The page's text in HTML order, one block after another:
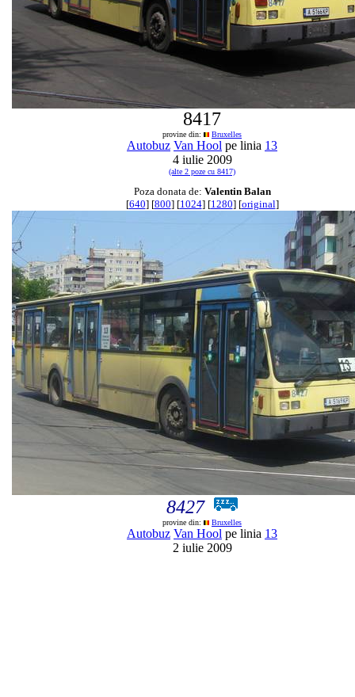
8417
provine din: Bruxelles
Autobuz Van Hool pe linia 13
4 iulie 2009
(alte 2 poze cu 8417)
Poza donata de: Valentin Balan
[640] [800] [1024] [1280] [original]
8427
provine din: Bruxelles
Autobuz Van Hool pe linia 13
2 iulie 2009